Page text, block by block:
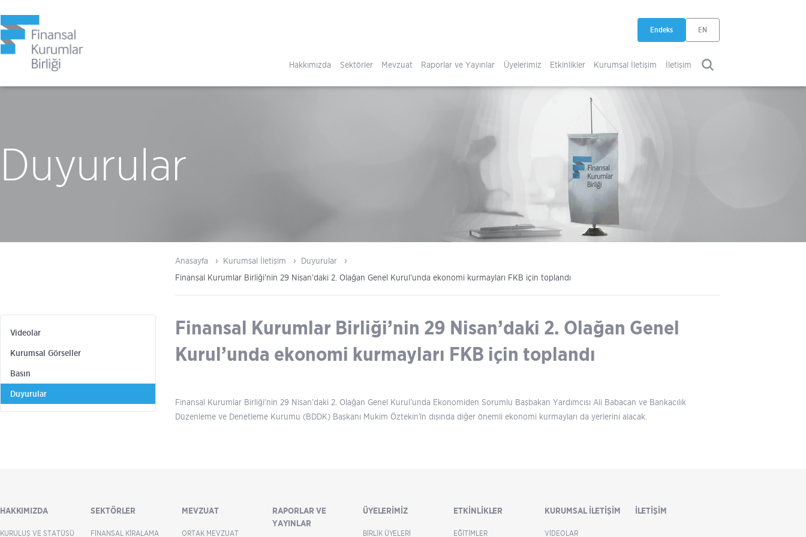
Endeks
EN
Hakkımızda Sektörler Mevzuat Raporlar ve Yayınlar Üyelerimiz Etkinlikler Kurumsal İletişim İletişim ARA
Duyurular
Anasayfa Kurumsal İletişim
Duyurular
Finansal Kurumlar Birliği’nin 29 Nisan’daki 2. Olağan Genel Kurul’unda ekonomi kurmayları FKB için toplandı
Videolar
Kurumsal Görseller
Basın
Duyurular
Finansal Kurumlar Birliği’nin 29 Nisan’daki 2. Olağan Genel
Kurul’unda ekonomi kurmayları FKB için toplandı
Finansal Kurumlar Birliği’nin 29 Nisan’daki 2. Olağan Genel Kurul’unda Ekonomiden Sorumlu Başbakan Yardımcısı Ali Babacan ve Bankacılık
Düzenleme ve Denetleme Kurumu (BDDK) Başkanı Mukim Öztekin’in dışında diğer önemli ekonomi kurmayları da yerlerini alacak.
HAKKIMIZDA
KURULUŞ VE STATÜSÜ
SEKTÖRLER
FINANSAL KIRALAMA
MEVZUAT
ORTAK MEVZUAT
RAPORLAR VE
YAYINLAR
ÜYELERIMIZ
BIRLIK ÜYELERI
ETKINLIKLER
EĞITIMLER
KURUMSAL İLETIŞIM
VIDEOLAR
İLETIŞIM